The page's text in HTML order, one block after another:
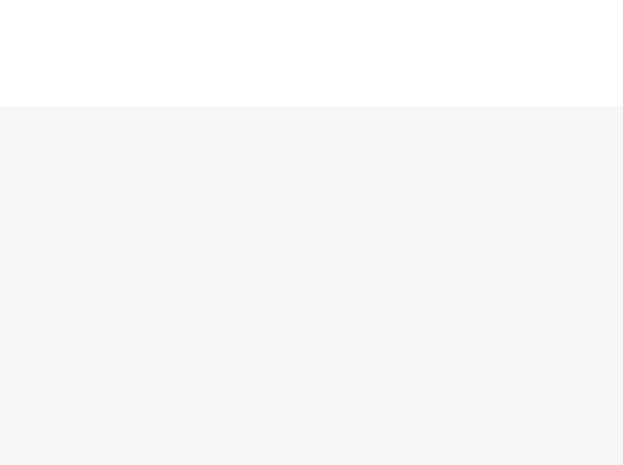
– Salone dell’Edilizia e dell’Innovazione 2026